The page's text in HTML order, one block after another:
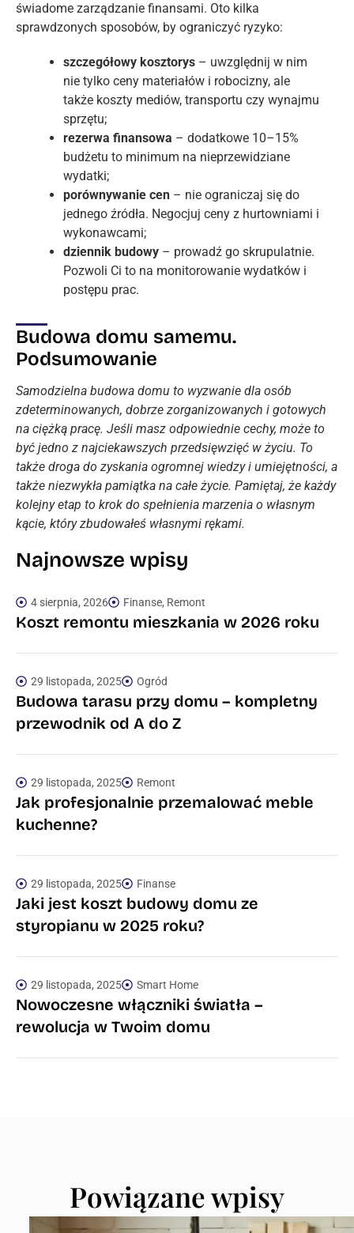
świadome zarządzanie finansami. Oto kilka
sprawdzonych sposobów, by ograniczyć ryzyko:
szczegółowy kosztorys – uwzględnij w nim
nie tylko ceny materiałów i robocizny, ale
także koszty mediów, transportu czy wynajmu
sprzętu;
rezerwa finansowa – dodatkowe 10–15%
budżetu to minimum na nieprzewidziane
wydatki;
porównywanie cen – nie ograniczaj się do
jednego źródła. Negocjuj ceny z hurtowniami i
wykonawcami;
dziennik budowy – prowadź go skrupulatnie.
Pozwoli Ci to na monitorowanie wydatków i
postępu prac.
Budowa domu samemu.
Podsumowanie
Samodzielna budowa domu to wyzwanie dla osób
zdeterminowanych, dobrze zorganizowanych i gotowych
na ciężką pracę. Jeśli masz odpowiednie cechy, może to
być jedno z najciekawszych przedsięwzięć w życiu. To
także droga do zyskania ogromnej wiedzy i umiejętności, a
także niezwykła pamiątka na całe życie. Pamiętaj, że każdy
kolejny etap to krok do spełnienia marzenia o własnym
kącie, który zbudowałeś własnymi rękami.
Najnowsze wpisy
4 sierpnia, 2026 Finanse, Remont
Koszt remontu mieszkania w 2026 roku
29 listopada, 2025 Ogród
Budowa tarasu przy domu – kompletny
przewodnik od A do Z
29 listopada, 2025 Remont
Jak profesjonalnie przemalować meble
kuchenne?
29 listopada, 2025 Finanse
Jaki jest koszt budowy domu ze
styropianu w 2025 roku?
29 listopada, 2025 Smart Home
Nowoczesne włączniki światła –
rewolucja w Twoim domu
Powiązane wpisy